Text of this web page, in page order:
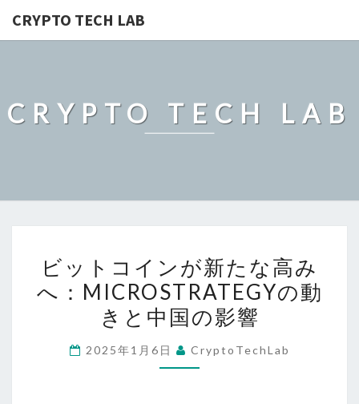
CRYPTO TECH LAB
CRYPTO TECH LAB
ッ
ト
コ
ン
ビットコインが新たな高み
へ：MICROSTRATEGYの動
きと中国の影響
2025年1月6日 CryptoTechLab